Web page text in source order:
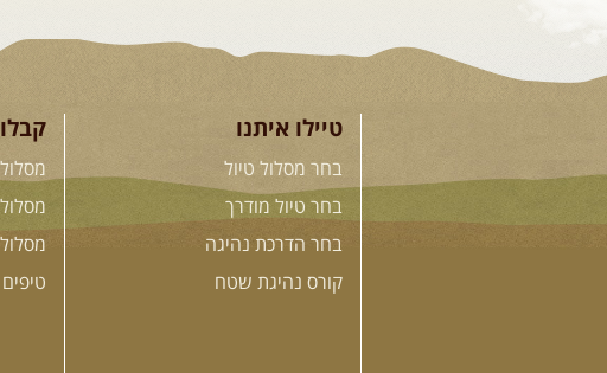
טיילו איתנו
בחר מסלול טיול
בחר טיול מודרך
בחר הדרכת נהיגה
קורס נהיגת שטח